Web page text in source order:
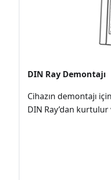
DIN Ray Demontajı
Cihazın demontajı
DIN Ray’dan